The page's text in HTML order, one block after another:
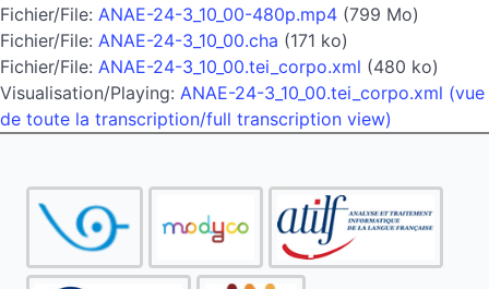
Fichier/File: ANAE-24-3_10_00-480p.mp4 (799 Mo)
Fichier/File: ANAE-24-3_10_00.cha (171 ko)
Fichier/File: ANAE-24-3_10_00.tei_corpo.xml (480 ko)
Visualisation/Playing: ANAE-24-3_10_00.tei_corpo.xml (vue
de toute la transcription/full transcription view)